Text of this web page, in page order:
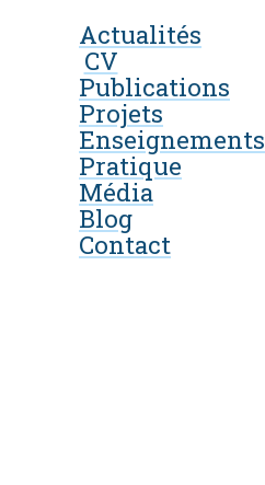
Actualités
CV
Publications
Projets
Enseignements
Pratique
Média
Blog
Contact